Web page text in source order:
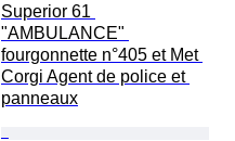
Superior 61
"AMBULANCE"
fourgonnette n°405 et Met
Corgi Agent de police et
panneaux